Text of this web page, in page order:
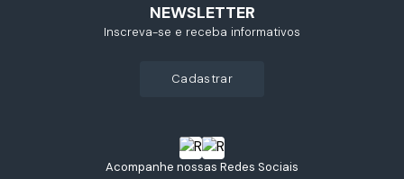
Acompanhe nossas Redes Sociais
NEWSLETTER
Inscreva-se e receba informativos
cadastrar